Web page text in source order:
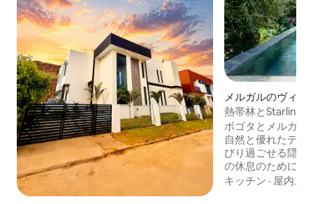
メルガルのヴィラ
熱帯林とStarlink
い！
ボゴタとメルガル
自然と優れたデザ
びり過ごせる隠れ
の休息のために建
ライベートな場所です。 塩水
キッチン · 屋内ス